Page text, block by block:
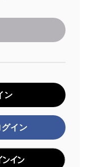
ン
イン
イン